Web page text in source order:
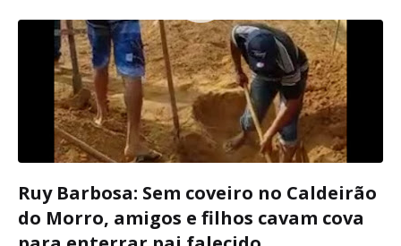
Ruy Barbosa: Sem coveiro no Caldeirão
do Morro, amigos e filhos cavam cova